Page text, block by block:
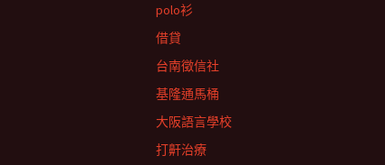
polo衫
借貸
台南徵信社
基隆通馬桶
大阪語言學校
打鼾治療